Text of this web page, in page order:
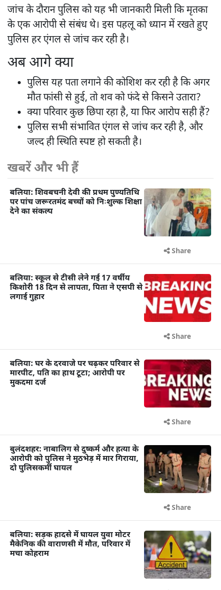
जांच के दौरान पुलिस को यह भी जानकारी मिली कि मृतका
के एक आरोपी से संबंध थे। इस पहलू को ध्यान में रखते हुए
पुलिस हर एंगल से जांच कर रही है।
अब आगे क्या
पुलिस यह पता लगाने की कोशिश कर रही है कि अगर
मौत फांसी से हुई, तो शव को फंदे से किसने उतारा?
क्या परिवार कुछ छिपा रहा है, या फिर आरोप सही हैं?
पुलिस सभी संभावित एंगल से जांच कर रही है, और
जल्द ही स्थिति स्पष्ट हो सकती है।
खबरें और भी हैं
बलिया: शिवबचनी देवी की प्रथम पुण्यतिथि
पर पांच जरूरतमंद बच्चों को निःशुल्क शिक्षा
देने का संकल्प
Share
बलिया: स्कूल से टीसी लेने गई 17 वर्षीय
किशोरी 18 दिन से लापता, पिता ने एसपी से
लगाई गुहार
Share
बलिया: घर के दरवाजे पर चढ़कर परिवार से
मारपीट, पति का हाथ टूटा; आरोपी पर
मुकदमा दर्ज
Share
बुलंदशहर: नाबालिग से दुष्कर्म और हत्या के
आरोपी को पुलिस ने मुठभेड़ में मार गिराया,
दो पुलिसकर्मी घायल
Share
बलिया: सड़क हादसे में घायल युवा मोटर
मैकेनिक की वाराणसी में मौत, परिवार में
मचा कोहराम